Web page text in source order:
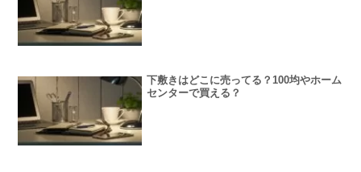
下敷きはどこに売ってる？100均やホーム
センターで買える？